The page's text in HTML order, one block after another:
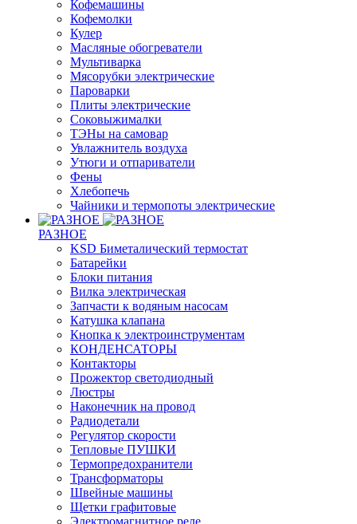
Кофемашины
Кофемолки
Кулер
Масляные обогреватели
Мультиварка
Мясорубки электрические
Пароварки
Плиты электрические
Соковыжималки
ТЭНы на самовар
Увлажнитель воздуха
Утюги и отпариватели
Фены
Хлебопечь
Чайники и термопоты электрические
РАЗНОЕ
KSD Биметалический термостат
Батарейки
Блоки питания
Вилка электрическая
Запчасти к водяным насосам
Катушка клапана
Кнопка к электроинструментам
КОНДЕНСАТОРЫ
Контакторы
Прожектор светодиодный
Люстры
Наконечник на провод
Радиодетали
Регулятор скорости
Тепловые ПУШКИ
Термопредохранители
Трансформаторы
Швейные машины
Щетки графитовые
Электромагнитное реле